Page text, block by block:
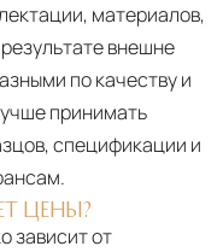
материалов,
внешне
по качеству и
принимать
спецификации и
ЦЕНЫ?
зависит от